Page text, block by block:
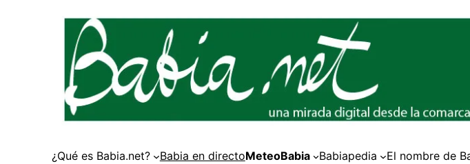
¿Qué es Babia.net? Babia en directoMeteoBabia Babiapedia El nombre de